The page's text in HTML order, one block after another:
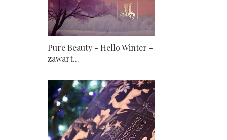
Pure Beauty - Hello Winter -
zawart...